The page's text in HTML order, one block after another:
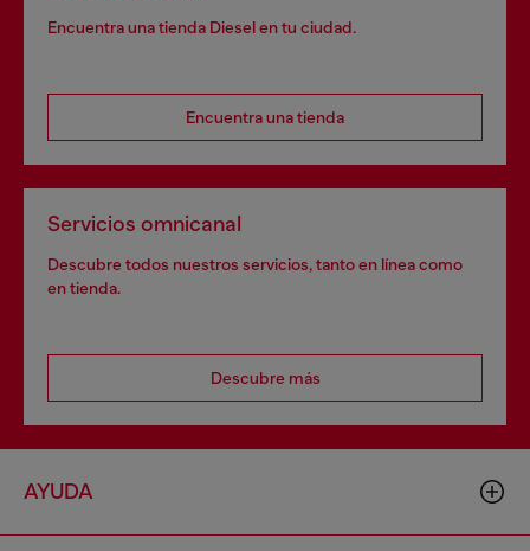
Encuentra una tienda Diesel en tu ciudad.
Encuentra una tienda
Servicios omnicanal
Descubre todos nuestros servicios, tanto en línea como
en tienda.
Descubre más
AYUDA